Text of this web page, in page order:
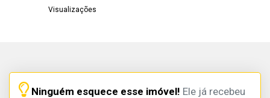
Visualizações
Ninguém esquece esse imóvel! Ele já recebeu